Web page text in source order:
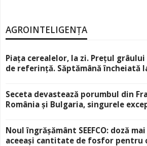
AGROINTELIGENȚA
Piața cerealelor, la zi. Prețul grâului
de referință. Săptămână încheiată
Seceta devastează porumbul din
România și Bulgaria, singurele
Noul îngrășământ SEEFCO: doză
aceeași cantitate de fosfor pentru